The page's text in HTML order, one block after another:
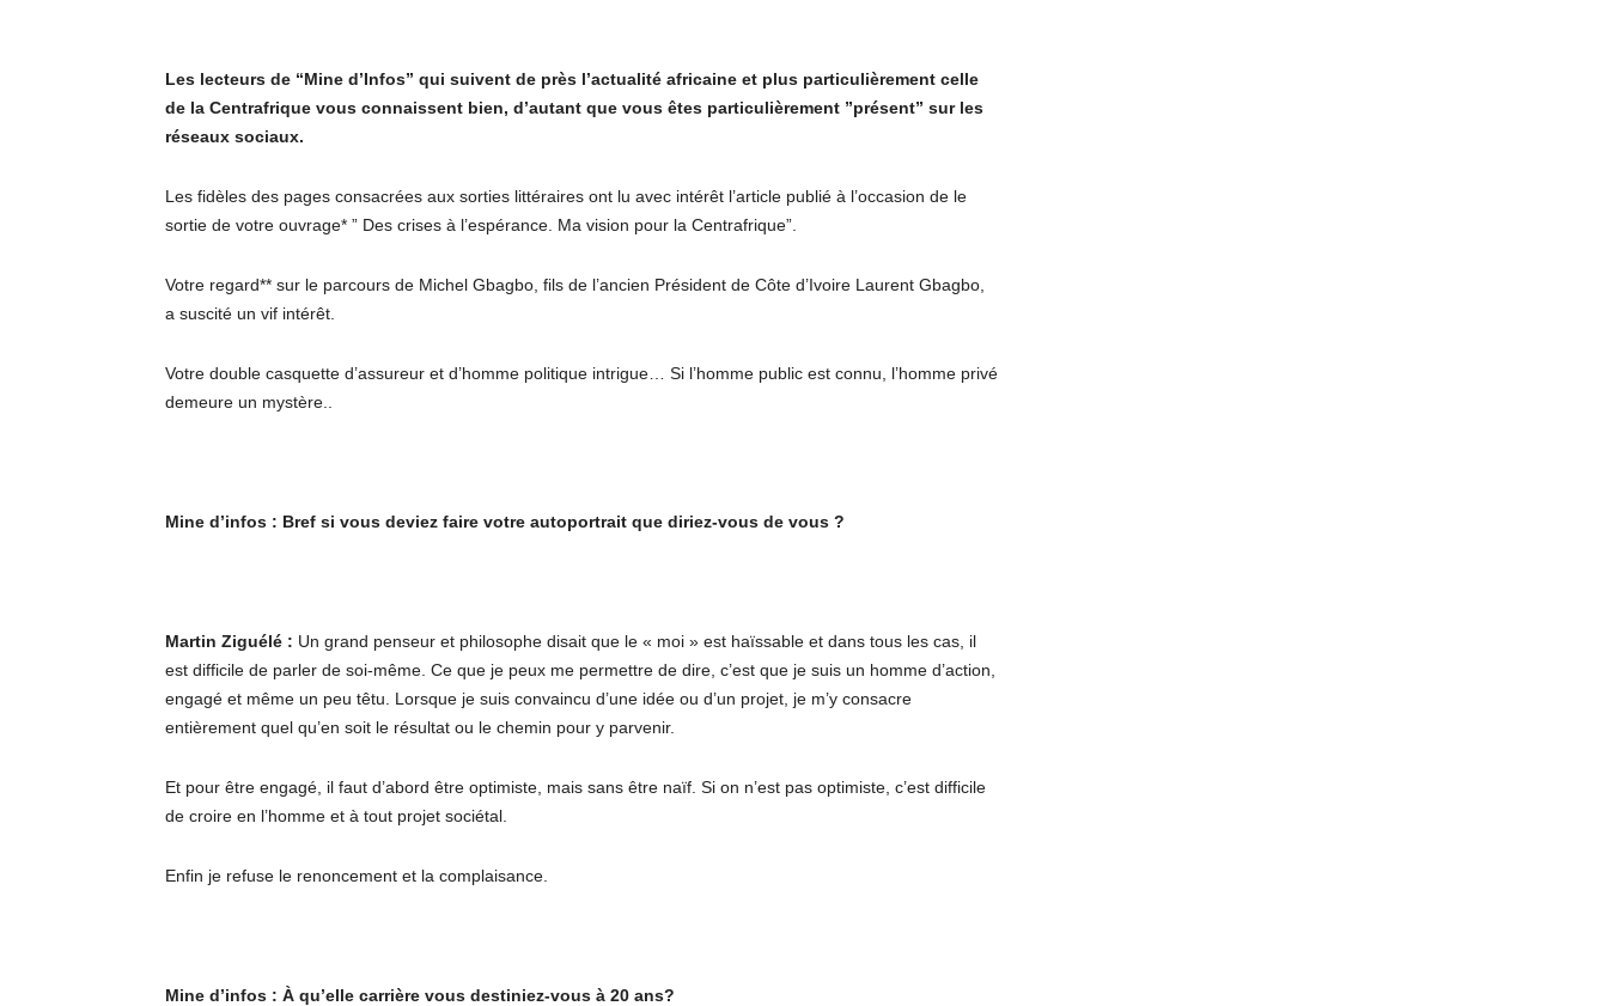
Les lecteurs de “Mine d’Infos” qui suivent de près l’actualité africaine et plus particulièrement celle
de la Centrafrique vous connaissent bien, d’autant que vous êtes particulièrement ”présent” sur les
réseaux sociaux.
Les fidèles des pages consacrées aux sorties littéraires ont lu avec intérêt l’article publié à l’occasion de le
sortie de votre ouvrage* ” Des crises à l’espérance. Ma vision pour la Centrafrique”.
Votre regard** sur le parcours de Michel Gbagbo, fils de l’ancien Président de Côte d’Ivoire Laurent Gbagbo,
a suscité un vif intérêt.
Votre double casquette d’assureur et d’homme politique intrigue… Si l’homme public est connu, l’homme privé
demeure un mystère..
Mine d’infos : Bref si vous deviez faire votre autoportrait que diriez-vous de vous ?
Martin Ziguélé : Un grand penseur et philosophe disait que le « moi » est haïssable et dans tous les cas, il
est difficile de parler de soi-même. Ce que je peux me permettre de dire, c’est que je suis un homme d’action,
engagé et même un peu têtu. Lorsque je suis convaincu d’une idée ou d’un projet, je m’y consacre
entièrement quel qu’en soit le résultat ou le chemin pour y parvenir.
Et pour être engagé, il faut d’abord être optimiste, mais sans être naïf. Si on n’est pas optimiste, c’est difficile
de croire en l’homme et à tout projet sociétal.
Enfin je refuse le renoncement et la complaisance.
Mine d’infos : À qu’elle carrière vous destiniez-vous à 20 ans?